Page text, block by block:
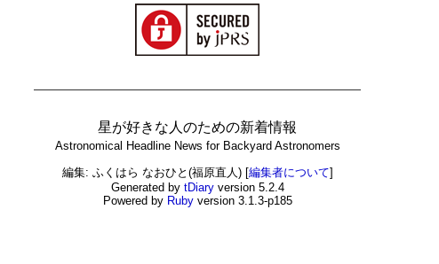
星が好きな人のための新着情報
Astronomical Headline News for Backyard Astronomers
編集: ふくはら なおひと(福原直人) [編集者について]
Generated by tDiaryversion 5.2.4
Powered by Rubyversion 3.1.3-p185